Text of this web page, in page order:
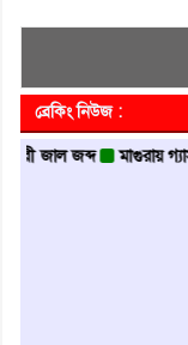
ব্রেকিং নিউজ :
জব্দ মাগুরায় গ্যাস